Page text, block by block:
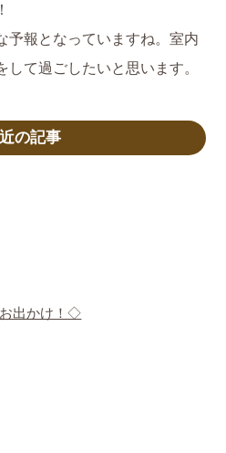
予報となっていますね。室内
て過ごしたいと思います。
の記事
出かけ！◇